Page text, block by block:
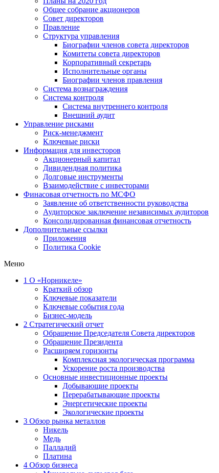
Общее собрание акционеров
Совет директоров
Правление
Структура управления
Биографии членов совета директоров
Комитеты совета директоров
Корпоративный секретарь
Исполнительные органы
Биографии членов правления
Система вознаграждения
Система контроля
Система внутреннего контроля
Внешний аудит
Управление рисками
Риск-менеджмент
Ключевые риски
Информация для инвесторов
Акционерный капитал
Дивидендная политика
Долговые инструменты
Взаимодействие с инвеcторами
Финасовая отчетность по МСФО
Заявление об ответственности руководства
Аудиторское заключение независимых аудиторов
Консолидированная финансовая отчетность
Дополнительные ссылки
Приложения
Политика Cookie
Меню
1 О «Норникеле»
Краткий обзор
Ключевые показатели
Ключевые события года
Бизнес-модель
2 Стратегический отчет
Обращение Председателя Совета директоров
Обращение Президента
Расширяем горизонты
Комплексная экологическая программа
Ускорение роста производства
Основные инвестиционные проекты
Добывающие проекты
Перерабатывающие проекты
Энергетические проекты
Экологические проекты
3 Обзор рынка металлов
Никель
Медь
Палладий
Платина
4 Обзор бизнеса